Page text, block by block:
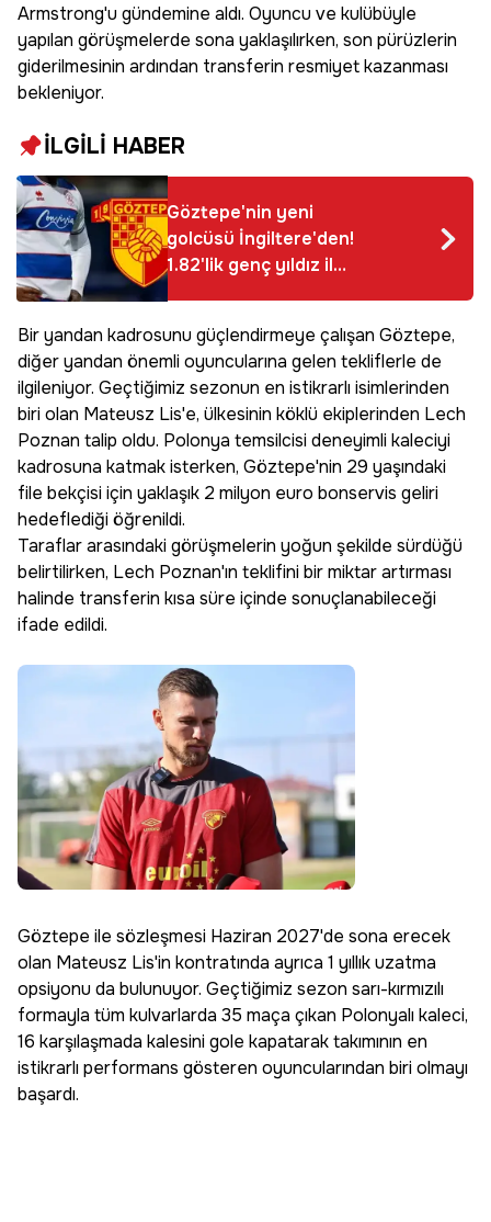
Armstrong'u gündemine aldı. Oyuncu ve kulübüyle
yapılan görüşmelerde sona yaklaşılırken, son pürüzlerin
giderilmesinin ardından transferin resmiyet kazanması
bekleniyor.
İLGİLİ HABER
Göztepe'nin yeni
golcüsü İngiltere'den!
1.82'lik genç yıldız ile
Bir yandan kadrosunu güçlendirmeye çalışan Göztepe,
diğer yandan önemli oyuncularına gelen tekliflerle de
ilgileniyor. Geçtiğimiz sezonun en istikrarlı isimlerinden
biri olan Mateusz Lis'e, ülkesinin köklü ekiplerinden Lech
Poznan talip oldu. Polonya temsilcisi deneyimli kaleciyi
kadrosuna katmak isterken, Göztepe'nin 29 yaşındaki
file bekçisi için yaklaşık 2 milyon euro bonservis geliri
hedeflediği öğrenildi.
Taraflar arasındaki görüşmelerin yoğun şekilde sürdüğü
belirtilirken, Lech Poznan'ın teklifini bir miktar artırması
halinde transferin kısa süre içinde sonuçlanabileceği
ifade edildi.
Göztepe ile sözleşmesi Haziran 2027'de sona erecek
olan Mateusz Lis'in kontratında ayrıca 1 yıllık uzatma
opsiyonu da bulunuyor. Geçtiğimiz sezon sarı-kırmızılı
formayla tüm kulvarlarda 35 maça çıkan Polonyalı kaleci,
16 karşılaşmada kalesini gole kapatarak takımının en
istikrarlı performans gösteren oyuncularından biri olmayı
başardı.